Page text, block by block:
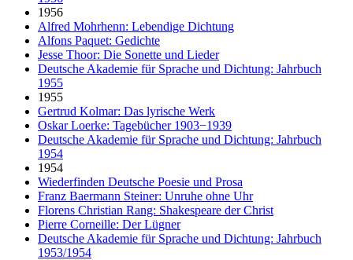
1956
Alfred Mohrhenn: Lebendige Dichtung
Alfons Paquet: Gedichte
Jesse Thoor: Die Sonette und Lieder
Deutsche Akademie für Sprache und Dichtung: Jahrbuch
1955
1955
Gertrud Kolmar: Das lyrische Werk
Oskar Loerke: Tagebücher 1903−1939
Deutsche Akademie für Sprache und Dichtung: Jahrbuch
1954
1954
Wiederfinden Deutsche Poesie und Prosa
Franz Baermann Steiner: Unruhe ohne Uhr
Florens Christian Rang: Shakespeare der Christ
Pierre Corneille: Der Lügner
Deutsche Akademie für Sprache und Dichtung: Jahrbuch
1953/1954